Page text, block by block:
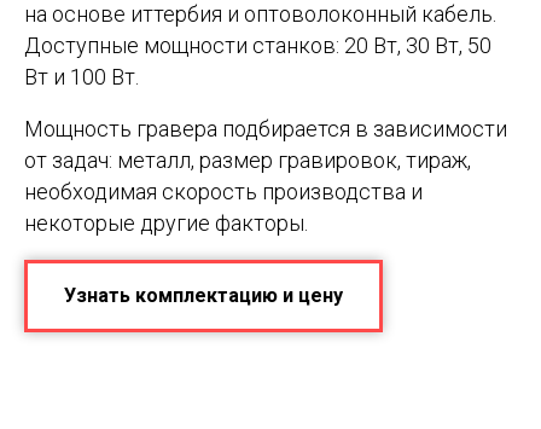
на основе иттербия и оптоволоконный кабель.
Доступные мощности станков: 20 Вт, 30 Вт, 50
Вт и 100 Вт.
Мощность гравера подбирается в зависимости
от задач: металл, размер гравировок, тираж,
необходимая скорость производства и
некоторые другие факторы.
Узнать комплектацию и цену